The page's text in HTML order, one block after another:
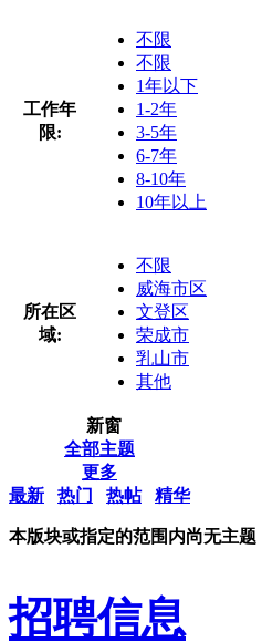
工作年
限:
不限
不限
1年以下
1-2年
3-5年
6-7年
8-10年
10年以上
所在区
域:
不限
威海市区
文登区
荣成市
乳山市
其他
新窗
全部主题
更多
最新
热门 热帖 精华
本版块或指定的范围内尚无主题
招聘信息